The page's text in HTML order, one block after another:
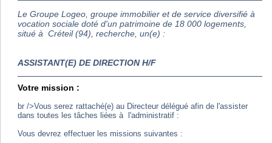
Le Groupe Logeo, groupe immobilier et de service diversifié à
vocation sociale doté d'un patrimoine de 18 000 logements,
situé à Créteil (94), recherche, un(e) :
ASSISTANT(E) DE DIRECTION H/F
Votre mission :
br />Vous serez rattaché(e) au Directeur délégué afin de l'assister
dans toutes les tâches liées à l'administratif :
Vous devrez effectuer les missions suivantes :